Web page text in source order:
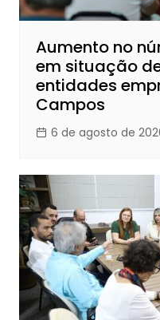
Aumento no
em situação
entidades
Campos
6 de agosto de